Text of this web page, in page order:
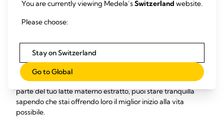
estratto. In questa situazione, le mamme trovano che sia più
semplice estrarre per il gemello più debole allattando quello
È stato dimostrato che il latte materno riduce il rischio di
contrarre alcuni gravi malattie a cui sono più predisposti i
neonati prematuri, tra cui l'enterocolite necrotizzante (NEC)
e la sepsi. Quindi, se i tuoi gemelli possono assumere una
parte del tuo latte materno estratto, puoi stare tranquilla
sapendo che stai offrendo loro il miglior inizio alla vita
possibile.
You are currently viewing Medela’sSwitzerland website.
Please choose:
Stay on Switzerland
Go to Global